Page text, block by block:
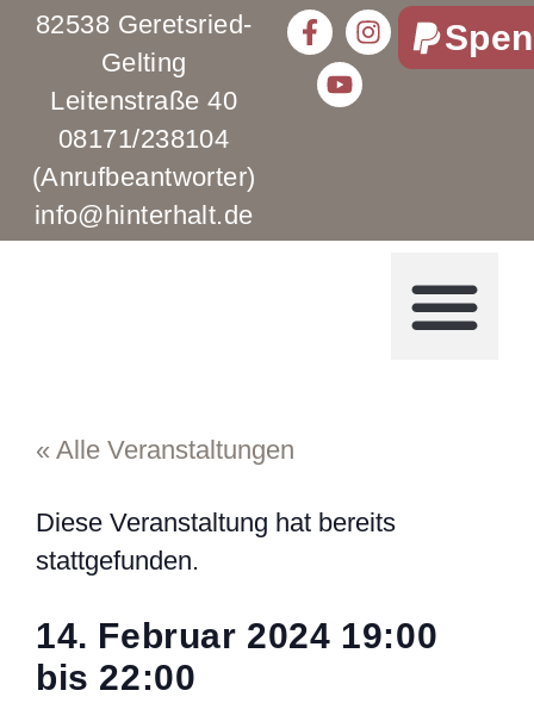
82538 Geretsried-
Gelting
Leitenstraße 40
08171/238104
(Anrufbeantworter)
info@hinterhalt.de
« Alle Veranstaltungen
Diese Veranstaltung hat bereits
stattgefunden.
14. Februar 2024 19:00
bis 22:00